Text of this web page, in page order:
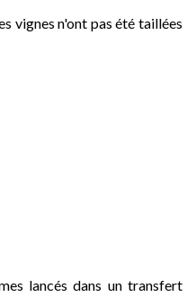
vignes n'ont pas été taillées
lancés dans un transfert